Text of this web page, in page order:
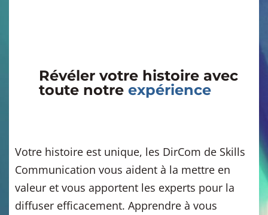
Révéler votre histoire avec
toute notre expérience
Votre histoire est unique, les DirCom de Skills
Communication vous aident à la mettre en
valeur et vous apportent les experts pour la
diffuser efficacement. Apprendre à vous